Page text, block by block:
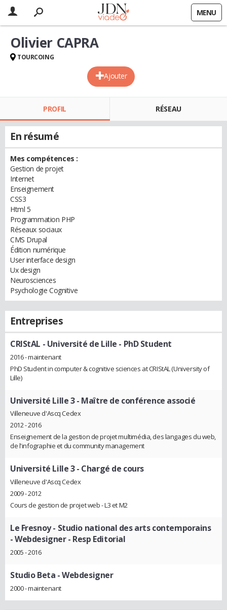
MENU
Ajouter
Olivier CAPRA
TOURCOING
PROFIL RÉSEAU
En résumé
Mes compétences :
Gestion de projet
Internet
Enseignement
CSS3
Html 5
Programmation PHP
Réseaux sociaux
CMS Drupal
Édition numérique
User interface design
Ux design
Neurosciences
Psychologie Cognitive
Entreprises
CRIStAL - Université de Lille - PhD Student
2016 - maintenant
PhD Student in computer & cognitive sciences at CRIStAL (University of
Lille)
Université Lille 3- Maître de conférence associé
Villeneuve d'Ascq Cedex
2012 - 2016
Enseignement de la gestion de projet multimédia, des langages du web,
de l'infographie et du community management
Université Lille 3- Chargé de cours
Villeneuve d'Ascq Cedex
2009 - 2012
Cours de gestion de projet web - L3 et M2
Le Fresnoy - Studio national des arts contemporains
- Webdesigner - Resp Editorial
2005 - 2016
Studio Beta - Webdesigner
2000 - maintenant